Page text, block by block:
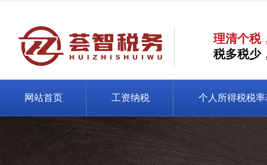
理清个税
税多税少
网站首页 工资纳税 个人所得税税率